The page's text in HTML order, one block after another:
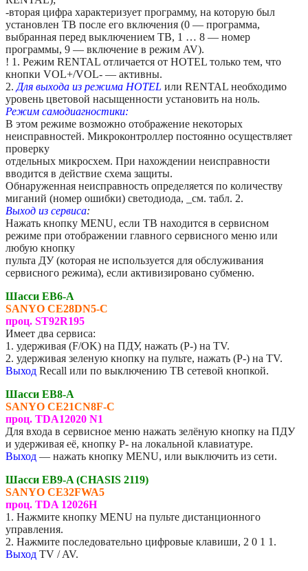
-вторая цифра характеризует программу, на которую был
установлен ТВ после его включения (0 — программа,
выбранная перед выключением ТВ, 1 … 8 — номер
программы, 9 — включение в режим AV).
! 1. Режим RENTAL отличается от HOTEL только тем, что
кнопки VOL+/VOL- — активны.
2. Для выхода из режима HOTEL или RENTAL необходимо
уровень цветовой насыщенности установить на ноль.
Режим самодиагностики:
В этом режиме возможно отображение некоторых
неисправностей. Микроконтроллер постоянно осуществляет
проверку
отдельных микросхем. При нахождении неисправности
вводится в действие схема защиты.
Обнаруженная неисправность определяется по количеству
миганий (номер ошибки) светодиода, _см. табл. 2.
Выход из сервиса:
Нажать кнопку MENU, если ТВ находится в сервисном
режиме при отображении главного сервисного меню или
любую кнопку
пульта ДУ (которая не используется для обслуживания
сервисного режима), если активизировано субменю.
Шасси EB6-A
SANYO CE28DN5-C
проц. ST92R195
Имеет два сервиса:
1. удерживая (F/OK) на ПДУ, нажать (P-) на TV.
2. удерживая зеленую кнопку на пульте, нажать (P-) на TV.
Выход Recall или по выключению ТВ сетевой кнопкой.
Шасси EB8-A
SANYO CE21CN8F-C
проц. TDA12020 N1
Для входа в сервисное меню нажать зелёную кнопку на ПДУ
и удерживая её, кнопку P- на локальной клавиатуре.
Выход — нажать кнопку MENU, или выключить из сети.
Шасси EB9-A (CHASIS 2119)
SANYO CE32FWA5
проц. TDA 12026H
1. Нажмите кнопку MENU на пульте дистанционного
управления.
2. Нажмите последовательно цифровые клавиши, 2 0 1 1.
Выход TV / AV.